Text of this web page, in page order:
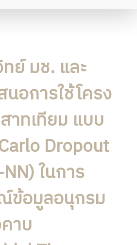
ย์ มช. และ
นอการใช้โครง
าทเทียม แบบ
Dropout
ในการ
ข้อมูลอนุกรม
าบ